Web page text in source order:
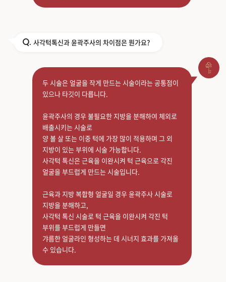
Q. 사각턱톡신과 윤곽주사의 차이점은 뭔가요?
두 시술은 얼굴을 작게 만드는 시술이라는 공통점이
있으나 타깃이 다릅니다.
윤곽주사의 경우 불필요한 지방을 분해하여 체외로
배출시키는 시술로
양 볼 살 또는 이중 턱에 가장 많이 적용하며 그 외
지방이 있는 부위에 시술 가능합니다.
사각턱 톡신은 근육을 이완시켜 턱 근육으로 각진
얼굴을 부드럽게 만드는 시술입니다.
근육과 지방 복합형 얼굴일 경우 윤곽주사 시술로
지방을 분해하고,
사각턱 톡신 시술로 턱 근육을 이완시켜 각진 턱
부위를 부드럽게 만들면
갸름한 얼굴라인 형성하는 데 시너지 효과를 가져올
수 있습니다.